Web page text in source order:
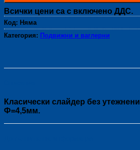
Всички цени са с включено ДДС.
Код: Няма
Категория: Подвижни и ваглерни
Класически слайдер без
Ф=4,5мм.